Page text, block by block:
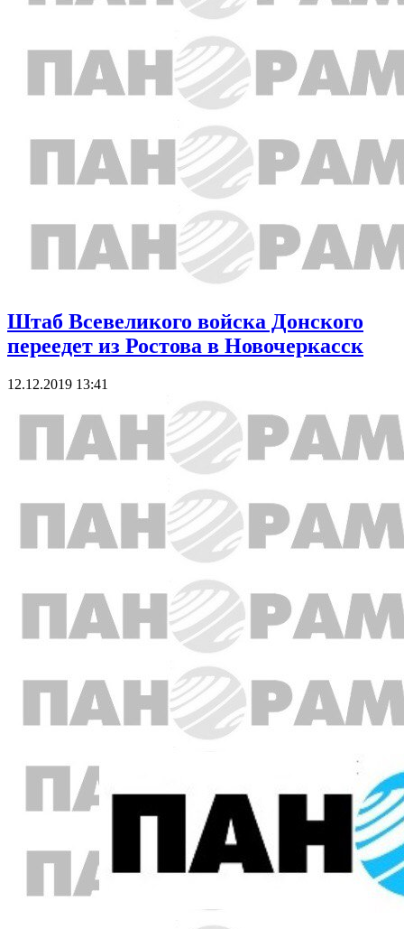
Штаб Всевеликого войска Донского
переедет из Ростова в Новочеркасск
12.12.2019 13:41